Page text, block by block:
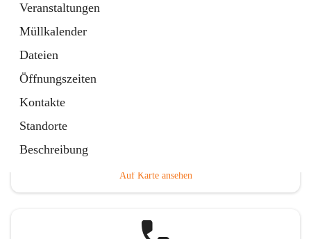
Veranstaltungen
Müllkalender
Dateien
Öffnungszeiten
Kontakte
Standorte
Beschreibung
Auf Karte ansehen